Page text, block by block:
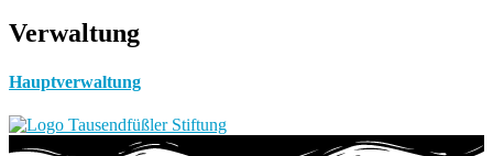
Verwaltung
Hauptverwaltung